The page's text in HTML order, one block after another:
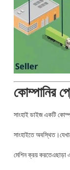
কোম্পানির
সাংহাই ডাইজ একটি
সাংহাইতে
মেশিন ক্রয় করতেএছাড়া